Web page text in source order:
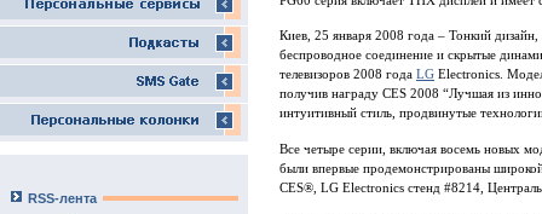
RSS-лента
Киев, 25 января 2008 года – Тонкий
беспроводное соединение и скрытые
телевизоров 2008 года LG Electronics.
получив награду CES 2008 “Лучшая из
интуитивный стиль, продвинутые
Все четыре серии, включая восемь новых
были впервые продемонстрированы
CES®, LG Electronics стенд #8214,